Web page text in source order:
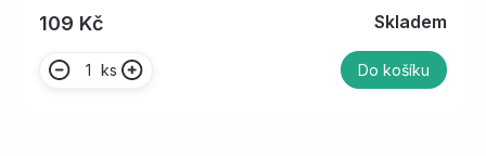
109 Kč
Skladem
ks Do košíku